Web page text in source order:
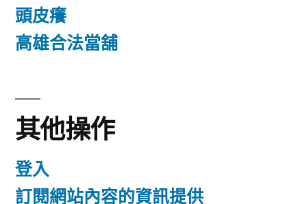
頭皮癢
高雄合法當舖
其他操作
登入
訂閱網站內容的資訊提供